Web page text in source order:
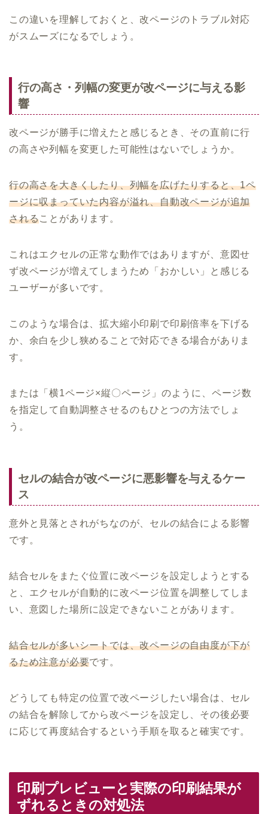
この違いを理解しておくと、改ページのトラブル対応
がスムーズになるでしょう。
行の高さ・列幅の変更が改ページに与える影
響
改ページが勝手に増えたと感じるとき、その直前に行
の高さや列幅を変更した可能性はないでしょうか。
行の高さを大きくしたり、列幅を広げたりすると、1ペ
ージに収まっていた内容が溢れ、自動改ページが追加
されることがあります。
これはエクセルの正常な動作ではありますが、意図せ
ず改ページが増えてしまうため「おかしい」と感じる
ユーザーが多いです。
このような場合は、拡大縮小印刷で印刷倍率を下げる
か、余白を少し狭めることで対応できる場合がありま
す。
または「横1ページ×縦〇ページ」のように、ページ数
を指定して自動調整させるのもひとつの方法でしょ
う。
セルの結合が改ページに悪影響を与えるケー
ス
意外と見落とされがちなのが、セルの結合による影響
です。
結合セルをまたぐ位置に改ページを設定しようとする
と、エクセルが自動的に改ページ位置を調整してしま
い、意図した場所に設定できないことがあります。
結合セルが多いシートでは、改ページの自由度が下が
るため注意が必要です。
どうしても特定の位置で改ページしたい場合は、セル
の結合を解除してから改ページを設定し、その後必要
に応じて再度結合するという手順を取ると確実です。
印刷プレビューと実際の印刷結果が
ずれるときの対処法